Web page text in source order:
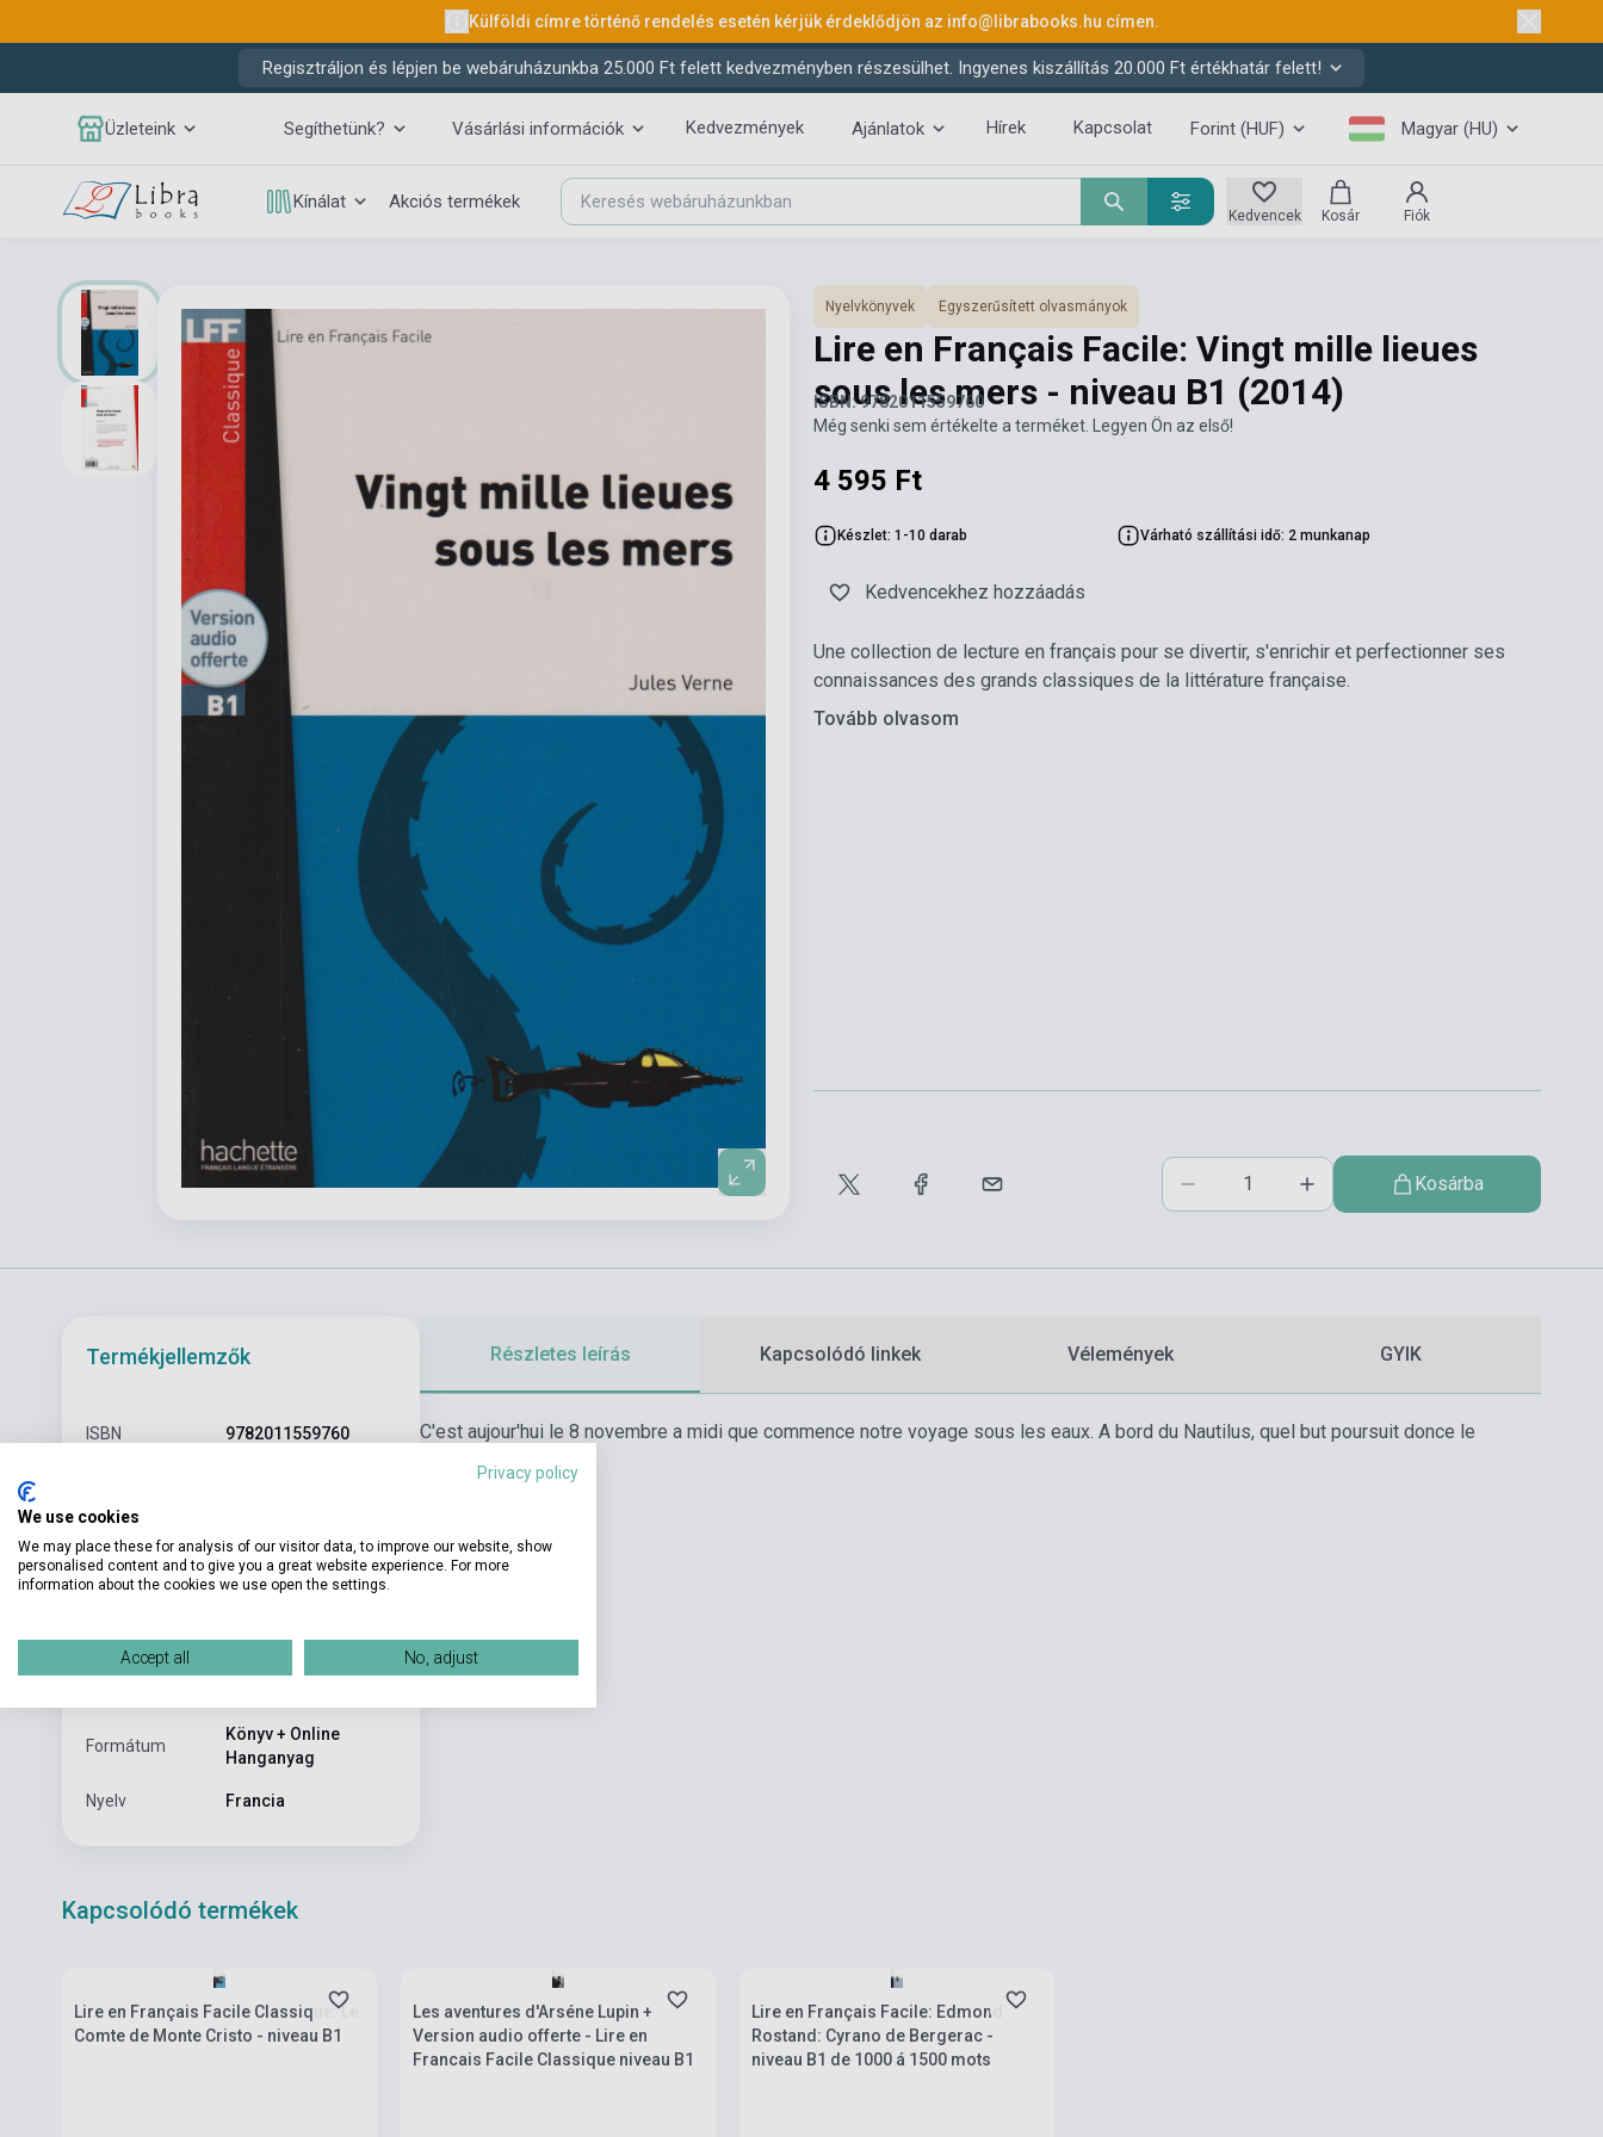
Külföldi címre történő rendelés esetén kérjük érdeklődjön az info@librabooks.hu címen.
Regisztráljon és lépjen be webáruházunkba 25.000 Ft felett kedvezményben részesülhet. Ingyenes kiszállítás 20.000 Ft értékhatár felett!
Üzleteink Segíthetünk? Vásárlási információk Kedvezmények Ajánlatok Hírek Kapcsolat Forint (HUF) Magyar (HU)
Kínálat Akciós termékek
Kedvencek Kosár Fiók
Nyelvkönyvek Egyszerűsített olvasmányok
Lire en Français Facile: Vingt mille lieues
sous les mers - niveau B1 (2014)
ISBN: 9782011559760
Még senki sem értékelte a terméket. Legyen Ön az első!
4 595 Ft
Készlet: 1-10 darab Várható szállítási idő: 2 munkanap
Kedvencekhez hozzáadás
Une collection de lecture en français pour se divertir, s'enrichir et perfectionner ses
connaissances des grands classiques de la littérature française.
Tovább olvasom
Kosárba
Termékjellemzők
ISBN 9782011559760
Oldalszám
Kötés Puhakötés
Kiadási év
Formátum
Könyv + Online
Hanganyag
Nyelv Francia
Részletes leírás Kapcsolódó linkek Vélemények GYIK
C'est aujour'hui le 8 novembre a midi que commence notre voyage sous les eaux. A bord du Nautilus, quel but poursuit donce le
capitaine Nemo ?
Kapcsolódó termékek
Lire en Français Facile Classique: Le
Comte de Monte Cristo - niveau B1
Les aventures d'Arséne Lupin +
Version audio offerte - Lire en
Francais Facile Classique niveau B1
Lire en Français Facile: Edmond
Rostand: Cyrano de Bergerac -
niveau B1 de 1000 á 1500 mots
Privacy policy
We use cookies
We may place these for analysis of our visitor data, to improve our website, show
personalised content and to give you a great website experience. For more
information about the cookies we use open the settings.
Accept all No, adjust